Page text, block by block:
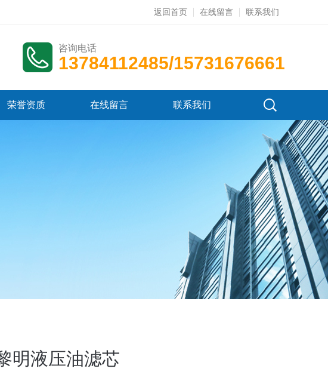
返回首页 在线留言 联系我们
咨询电话
13784112485/15731676661
荣誉资质 在线留言 联系我们
明液压油滤芯